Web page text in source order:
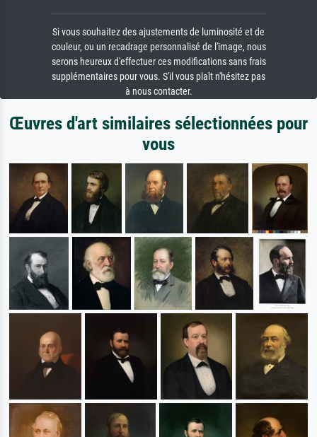
Si vous souhaitez des ajustements de luminosité et de
couleur, ou un recadrage personnalisé de l'image, nous
serons heureux d'effectuer ces modifications sans frais
supplémentaires pour vous. S'il vous plaît n'hésitez pas
à nous contacter.
Œuvres d'art similaires sélectionnées pour
vous